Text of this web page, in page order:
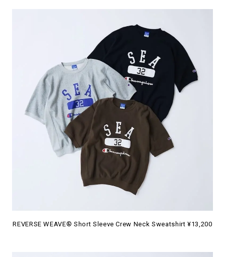
REVERSE WEAVE® Short Sleeve Crew Neck Sweatshirt ¥13,200